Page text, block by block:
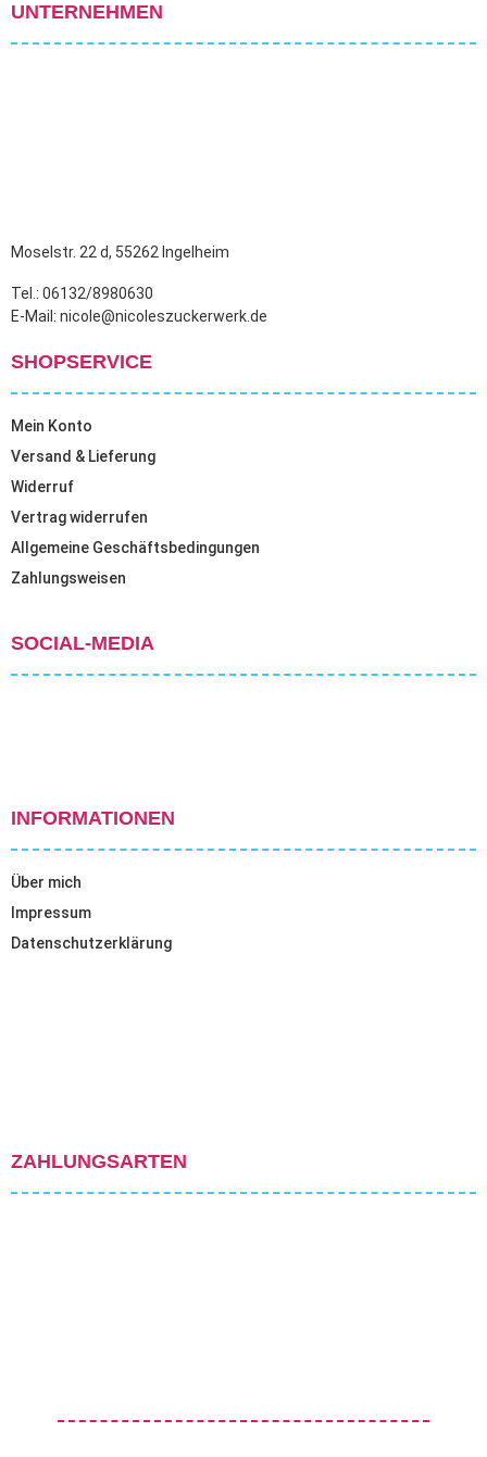
UNTERNEHMEN
Moselstr. 22 d, 55262 Ingelheim
Tel.: 06132/8980630
E-Mail: nicole@nicoleszuckerwerk.de
SHOPSERVICE
Mein Konto
Versand & Lieferung
Widerruf
Vertrag widerrufen
Allgemeine Geschäftsbedingungen
Zahlungsweisen
SOCIAL-MEDIA
INFORMATIONEN
Über mich
Impressum
Datenschutzerklärung
ZAHLUNGSARTEN